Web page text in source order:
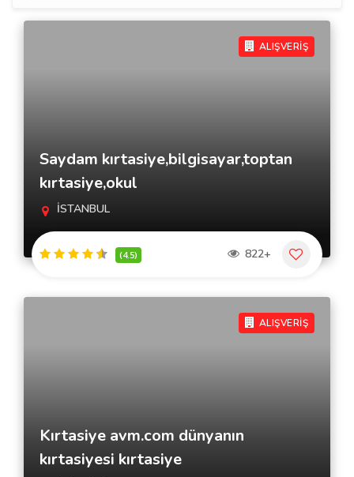
ALIŞVERİŞ
Saydam kırtasiye,bilgisayar,toptan
kırtasiye,okul
İSTANBUL
(4.5) 822+
ALIŞVERİŞ
Kırtasiye avm.com dünyanın
kırtasiyesi kırtasiye